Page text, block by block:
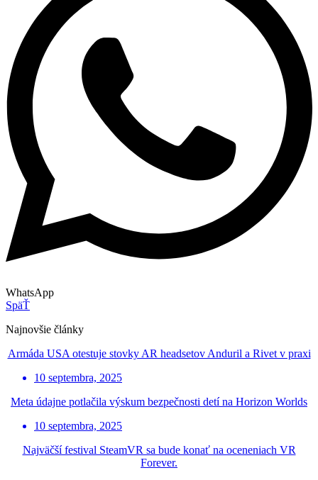
WhatsApp
SpäŤ
Najnovšie články
Armáda USA otestuje stovky AR headsetov Anduril a Rivet v praxi
10 septembra, 2025
Meta údajne potlačila výskum bezpečnosti detí na Horizon Worlds
10 septembra, 2025
Najväčší festival SteamVR sa bude konať na oceneniach VR
Forever.